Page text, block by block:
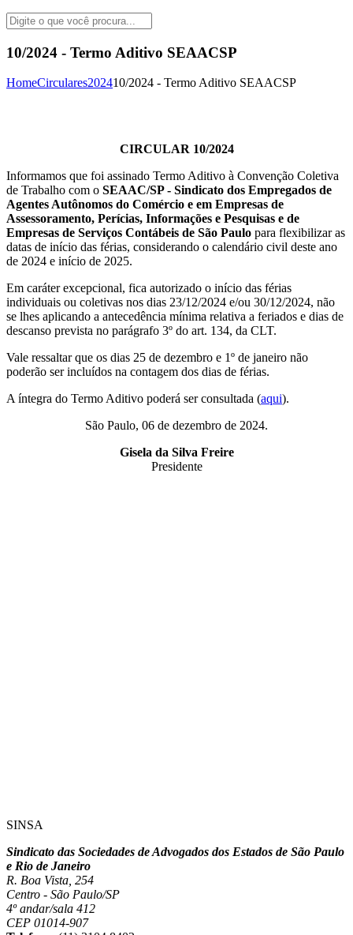
10/2024 - Termo Aditivo SEAACSP
HomeCirculares202410/2024 - Termo Aditivo SEAACSP
CIRCULAR 10/2024
Informamos que foi assinado Termo Aditivo à Convenção Coletiva
de Trabalho com o SEAAC/SP - Sindicato dos Empregados de
Agentes Autônomos do Comércio e em Empresas de
Assessoramento, Perícias, Informações e Pesquisas e de
Empresas de Serviços Contábeis de São Paulo para flexibilizar as
datas de início das férias, considerando o calendário civil deste ano
de 2024 e início de 2025.
Em caráter excepcional, fica autorizado o início das férias
individuais ou coletivas nos dias 23/12/2024 e/ou 30/12/2024, não
se lhes aplicando a antecedência mínima relativa a feriados e dias de
descanso prevista no parágrafo 3º do art. 134, da CLT.
Vale ressaltar que os dias 25 de dezembro e 1º de janeiro não
poderão ser incluídos na contagem dos dias de férias.
A íntegra do Termo Aditivo poderá ser consultada (aqui).
São Paulo, 06 de dezembro de 2024.
Gisela da Silva Freire
Presidente
SINSA
Sindicato das Sociedades de Advogados dos Estados de São Paulo
e Rio de Janeiro
R. Boa Vista, 254
Centro - São Paulo/SP
4º andar/sala 412
CEP 01014-907